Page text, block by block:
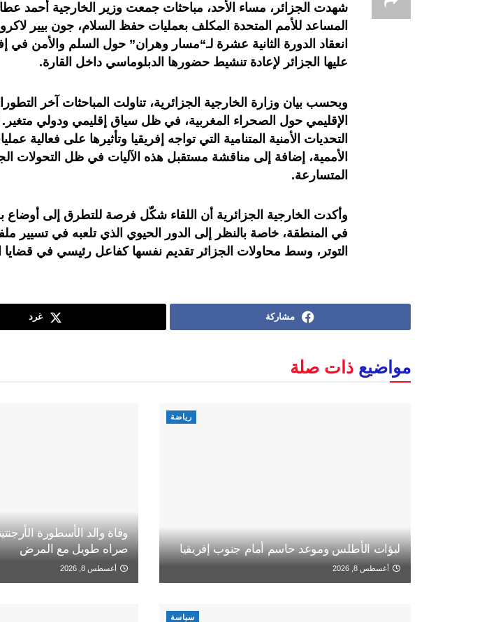
شهدت الجزائر، مساء الأحد، مباحثات جمعت وزير الخارجية أحمد
المساعد للأمم المتحدة المكلف بعمليات حفظ السلام، جون بيير
انعقاد الدورة الثانية عشرة لـ“مسار وهران” حول السلم والأمن في
عليها الجزائر لإعادة تنشيط حضورها الدبلوماسي داخل القارة.
وبحسب بيان وزارة الخارجية الجزائرية، تناولت المباحثات آخر
الإقليمي حول الصحراء المغربية، في ظل سياق إقليمي ودولي متغير.
التحديات الأمنية المتنامية التي تواجه إفريقيا وتأثيرها على فعالية
الأممية، إضافة إلى مناقشة مستقبل هذه الآليات في ظل التحولات
المتسارعة.
وأكدت الخارجية الجزائرية أن اللقاء شكّل فرصة للتطرق إلى أوضاع
في المنطقة، خاصة بالنظر إلى الدور الحيوي الذي تلعبه في تسيير
التوتر، وسط محاولات الجزائر تقديم نفسها كفاعل رئيسي في قضايا
مشاركة غرد
مواضيع ذات صلة
رياضة
لبؤات الأطلس وموعد حاسم أمام جنوب إفريقيا
أغسطس 8, 2026
وفاة والد الأسطورة
صراه طويل مع المرض
أغسطس 8, 2026
سياسة